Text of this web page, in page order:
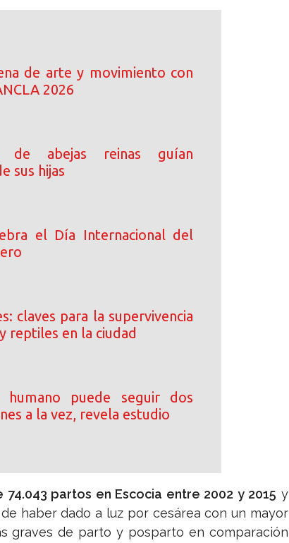
de arte y movimiento con
2026
de abejas reinas guían
sus hijas
el Día Internacional del
claves para la supervivencia
reptiles en la ciudad
humano puede seguir dos
a la vez, revela estudio
partos en Escocia entre 2002 y 2015 y
haber dado a luz por cesárea con un mayor
graves de parto y posparto en comparación